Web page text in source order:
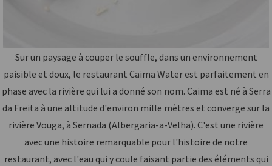
Sur un paysage à couper le souffle, dans un environnement
paisible et doux, le restaurant Caima Water est parfaitement en
phase avec la rivière qui lui a donné son nom. Caima est né à Serra
da Freita à une altitude d'environ mille mètres et converge sur la
rivière Vouga, à Sernada (Albergaria-a-Velha). C'est une rivière
avec une histoire remarquable pour l'histoire de notre
restaurant, avec l'eau qui y coule faisant partie des éléments qui